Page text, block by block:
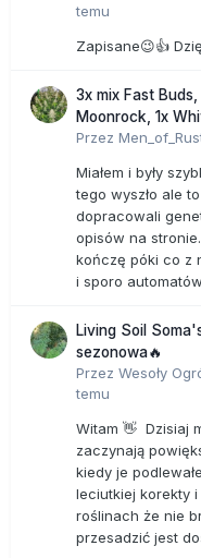
temu
Zapisane😉👍
3x mix Fast
Moonrock, 1x
Przez
Miałem i były
tego wyszło ale
dopracowali
opisów na
kończę póki co z
i sporo
Living Soil
sezonowa🔥
Przez Wesoły
temu
Witam 👋 Dzisiaj
zaczynają
kiedy je
leciutkiej korekty
roślinach że nie
przesadzić jest